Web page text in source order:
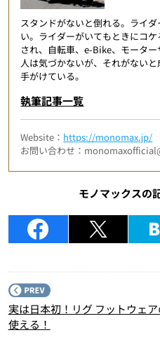
スタンドがないと倒れる。ライ
い。ライダーがいてもときにコ
され、自転車、e-Bike、モータ
人は気づかないが、それがない
手がけている。
執筆記事一覧
Website： https://monomax.jp/
お問い合わせ：
モノマックスの
実は日本初！リグ フットウェ
使える！